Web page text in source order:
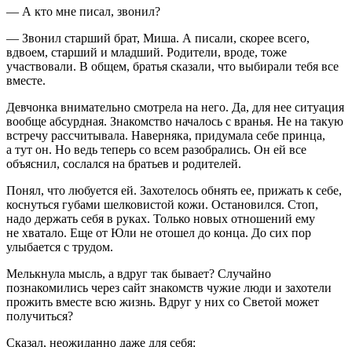
— А кто мне писал, звонил?
— Звонил старший брат, Миша. А писали, скорее всего,
вдвоем, старший и младший. Родители, вроде, тоже
участвовали. В общем, братья сказали, что выбирали тебя все
вместе.
Девчонка внимательно смотрела на него. Да, для нее ситуация
вообще абсурдная. Знакомство началось с вранья. Не на такую
встречу рассчитывала. Наверняка, придумала себе принца,
а тут он. Но ведь теперь со всем разобрались. Он ей все
объяснил, сослался на братьев и родителей.
Понял, что любуется ей. Захотелось обнять ее, прижать к себе,
коснуться губами шелковистой кожи. Остановился. Стоп,
надо держать себя в руках. Только новых отношений ему
не хватало. Еще от Юли не отошел до конца. До сих пор
улыбается с трудом.
Мелькнула мысль, а вдруг так бывает? Случайно
познакомились через сайт знакомств чужие люди и захотели
прожить вместе всю жизнь. Вдруг у них со Светой может
получиться?
Сказал, неожиданно даже для себя: